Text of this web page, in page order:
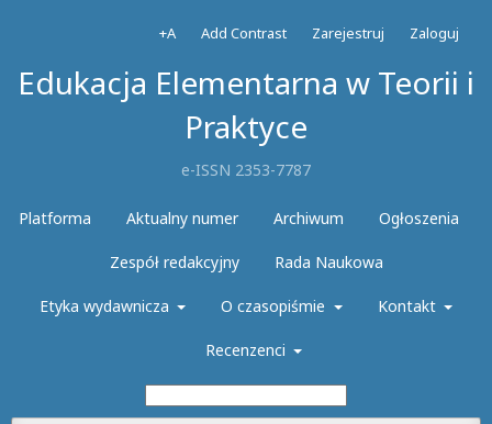
Edukacja Elementarna w Teorii i
Praktyce
e-ISSN 2353-7787
Platforma Aktualny numer Archiwum Ogłoszenia
Zespół redakcyjny Rada Naukowa
Etyka wydawnicza O czasopiśmie Kontakt
Recenzenci
+A Add Contrast Zarejestruj Zaloguj